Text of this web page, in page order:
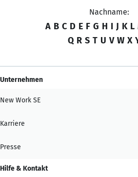
Nachname:
A B C D E F G H I J K L
Q R S T U V W X
Unternehmen
New Work SE
Karriere
Presse
Hilfe & Kontakt